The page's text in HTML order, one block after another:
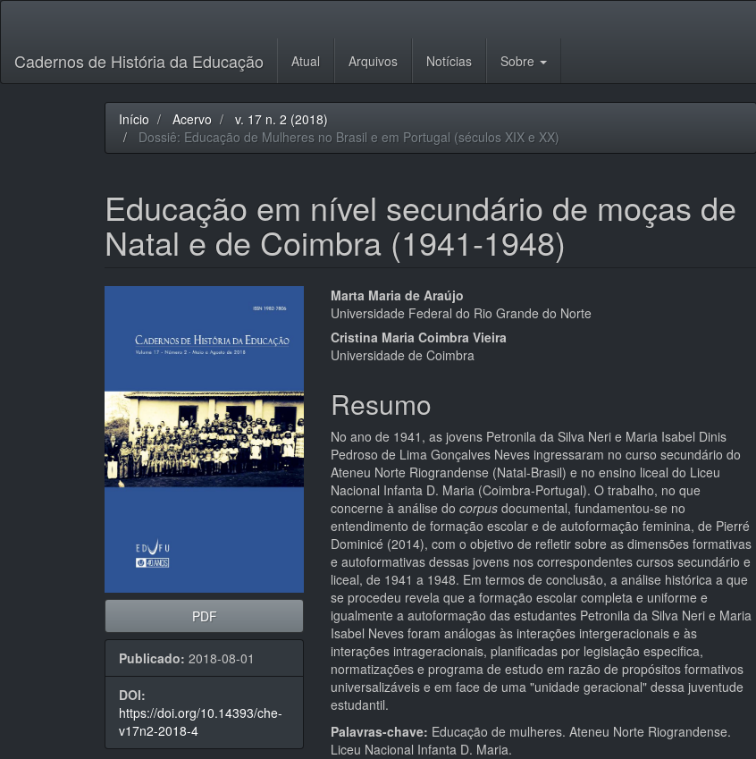
principal
Barra
Cadernos de História da Educação Atual Arquivos Notícias Sobre
Início Acervo
v. 17 n. 2 (2018)
Dossiê: Educação de Mulheres no Brasil e em Portugal (séculos XIX e XX)
Educação em nível secundário de moças de
Natal e de Coimbra (1941-1948)
lateral
artigos
PDF
Publicado: 2018-08-01
DOI:
https://doi.org/10.14393/che-
v17n2-2018-4
Conteúdo
do
artigo
principal
Marta Maria de Araújo
Universidade Federal do Rio Grande do Norte
Cristina Maria Coimbra Vieira
Universidade de Coimbra
Resumo
No ano de 1941, as jovens Petronila da Silva Neri e Maria Isabel Dinis
Pedroso de Lima Gonçalves Neves ingressaram no curso secundário do
Ateneu Norte Riograndense (Natal-Brasil) e no ensino liceal do Liceu
Nacional Infanta D. Maria (Coimbra-Portugal). O trabalho, no que
concerne à análise docorpusdocumental, fundamentou-se no
entendimento de formação escolar e de autoformação feminina, de Pierré
Dominicé (2014), com o objetivo de refletir sobre as dimensões formativas
e autoformativas dessas jovens nos correspondentes cursos secundário e
liceal, de 1941 a 1948. Em termos de conclusão, a análise histórica a que
se procedeu revela que a formação escolar completa e uniforme e
igualmente a autoformação das estudantes Petronila da Silva Neri e Maria
Isabel Neves foram análogas às interações intergeracionais e às
interações intrageracionais, planificadas por legislação especifica,
normatizações e programa de estudo em razão de propósitos formativos
universalizáveis e em face de uma "unidade geracional" dessa juventude
estudantil.
Palavras-chave: Educação de mulheres. Ateneu Norte Riograndense.
Liceu Nacional Infanta D. Maria.